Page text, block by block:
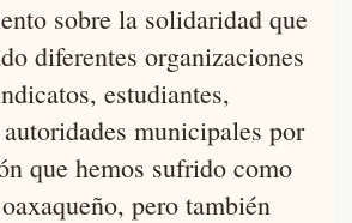
sobre la solidaridad que
diferentes organizaciones
estudiantes,
municipales por
que hemos sufrido como
pero también